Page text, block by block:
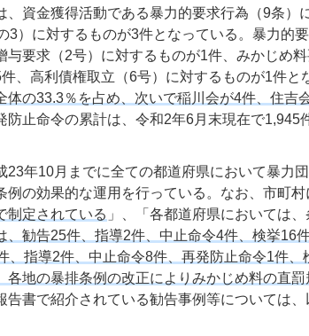
、資金獲得活動である暴力的要求行為（9条
3）に対するものが3件となっている。暴力的
与要求（2号）に対するものが1件、みかじめ
、高利債権取立（6号）に対するものが1件と
体の33.3％を占め、次いで稲川会が4件、住吉
防止命令の累計は、令和2年6月末現在で1,945
23年10月までに全ての都道府県において暴力
例の効果的な運用を行っている。なお、市町村
制定されている 」、「各都道府県においては
、勧告25件、指導2件、中止命令4件、検挙16
、指導2件、中止命令8件、再発防止命令1件
各地の暴排条例の改正によりみかじめ料の直
告書で紹介されている勧告事例等については、